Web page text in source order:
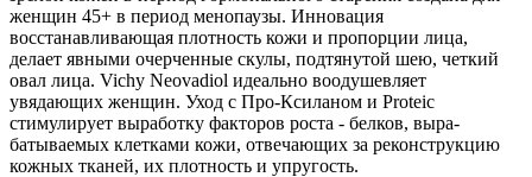
женщин 45+ в период менопаузы. Инновация
восстанавливающая плотность кожи и пропорции лица,
делает явными очерченные скулы, подтянутой шею, четкий
овал лица. Vichy Neovadiol идеально воодушевляет
увядающих женщин. Уход с Про-Ксила­ном и Proteic
cтимулирует выработку факторов роста - белков, выра­
батываемых клетками кожи, отвечающих за реконструкцию
кожных тканей, их плотность и упругость.